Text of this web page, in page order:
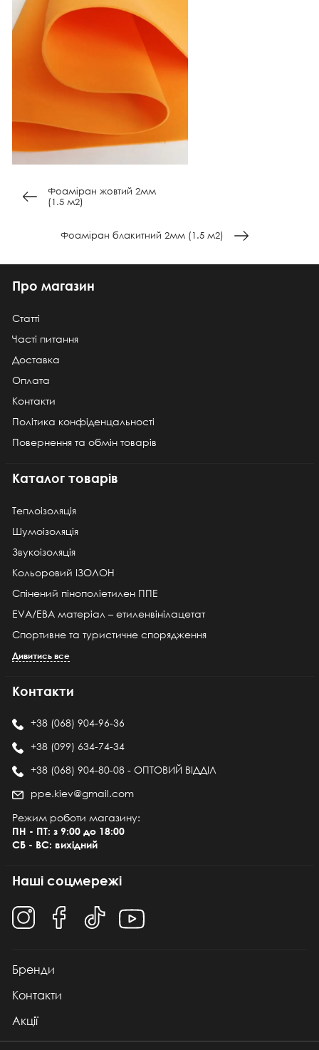
Фоаміран жовтий 2мм
(1.5 м2)
Фоаміран блакитний 2мм (1.5 м2)
Про магазин
Статті
Часті питання
Доставка
Оплата
Контакти
Політика конфіденцальності
Повернення та обмін товарів
Каталог товарів
Теплоізоляція
Шумоізоляція
Звукоізоляція
Кольоровий ІЗОЛОН
Спінений пінополіетилен ППЕ
EVA/ЕВА матеріал – етиленвінілацетат
Спортивне та туристичне спорядження
Дивитись все
Контакти
+38 (068) 904-96-36
+38 (099) 634-74-34
+38 (068) 904-80-08 - ОПТОВИЙ ВІДДІЛ
ppe.kiev@gmail.com
Режим роботи магазину:
ПН - ПТ: з 9:00 до 18:00
СБ - ВС: вихідний
Наші соцмережі
Бренди
Контакти
Акції